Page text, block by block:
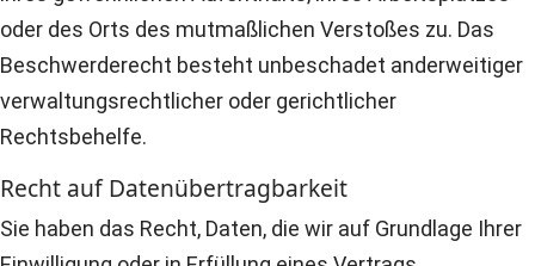
oder des Orts des mutmaßlichen Verstoßes zu. Das
Beschwerderecht besteht unbeschadet anderweitiger
verwaltungsrechtlicher oder gerichtlicher
Rechtsbehelfe.
Recht auf Daten­übertrag­barkeit
Sie haben das Recht, Daten, die wir auf Grundlage Ihrer